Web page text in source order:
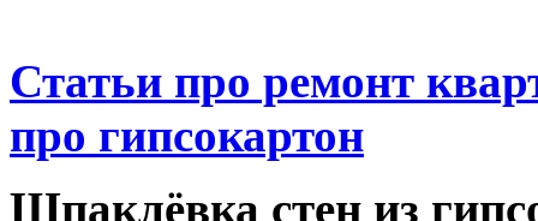
Статьи про ремонт
про гипсокартон
Шпаклёвка стен из